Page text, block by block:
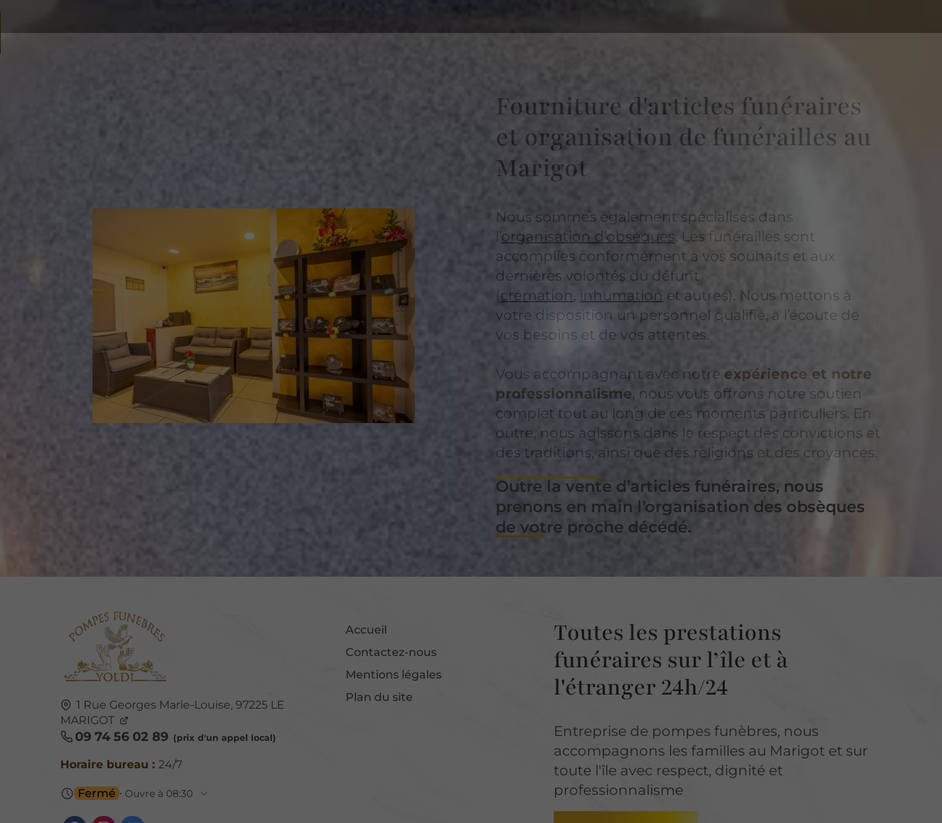
Fourniture d'articles funéraires
et organisation de funérailles au
Marigot
Nous sommes également spécialisés dans
l’organisation d’obsèques. Les funérailles sont
accomplies conformément à vos souhaits et aux
dernières volontés du défunt
(crémation, inhumation et autres). Nous mettons à
votre disposition un personnel qualifié, à l’écoute de
vos besoins et de vos attentes.
Vous accompagnant avec notre expérience et notre
professionnalisme, nous vous offrons notre soutien
complet tout au long de ces moments particuliers. En
outre, nous agissons dans le respect des convictions et
des traditions, ainsi que des religions et des croyances.
Outre la vente d’articles funéraires, nous
prenons en main l’organisation des obsèques
de votre proche décédé.
1 Rue Georges Marie-Louise, 97225 LE
MARIGOT
09 74 56 02 89
Horaire bureau : 24/7
Fermé ⋅ Ouvre à 08:30
Accueil
Contactez-nous
Mentions légales
Plan du site
Toutes les prestations
funéraires sur l’île et à
l'étranger 24h/24
Entreprise de pompes funèbres, nous
accompagnons les familles au Marigot et sur
toute l'île avec respect, dignité et
professionnalisme